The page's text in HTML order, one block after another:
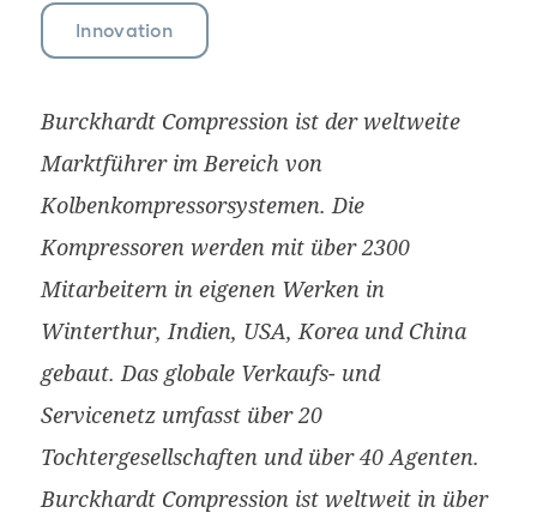
Innovation
Burckhardt Compression ist der weltweite
Marktführer im Bereich von
Kolbenkompressorsystemen. Die
Kompressoren werden mit über 2300
Mitarbeitern in eigenen Werken in
Winterthur, Indien, USA, Korea und China
gebaut. Das globale Verkaufs- und
Servicenetz umfasst über 20
Tochtergesellschaften und über 40 Agenten.
Burckhardt Compression ist weltweit in über